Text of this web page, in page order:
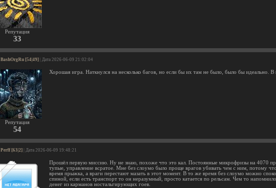
Репутация
33
BashOrgRu [54|49] | Дата 2026-06-09 21:02:04
Репутация
54
Хорошая игра. Наткнулся на несколько багов, но если бы их там не было, было бы идеально. В
Perff [63|2] | Дата 2026-06-09 19:48:21
Прошёл первую миссию. Ну не знаю, похоже что это кал. Постоянные микрофризы на 4070
тупые, управление всратое. Мне без слоумо было проще врагов убивать чем с ним, потому
время прыжка, а враги перестают мазать в этот момент. В то же время без слоумо можно
спиной, если есть транспорт то он неразумный, просто катается по рельсам. Чем то
денег из карманов ностальгирующих гоев.